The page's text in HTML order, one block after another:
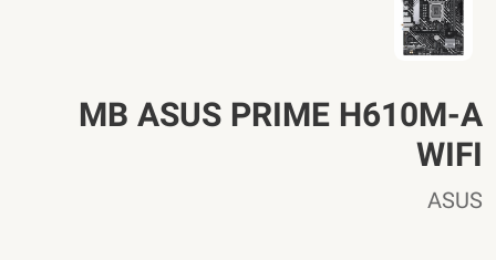
MB ASUS PRIME H610M-A
WIFI
ASUS